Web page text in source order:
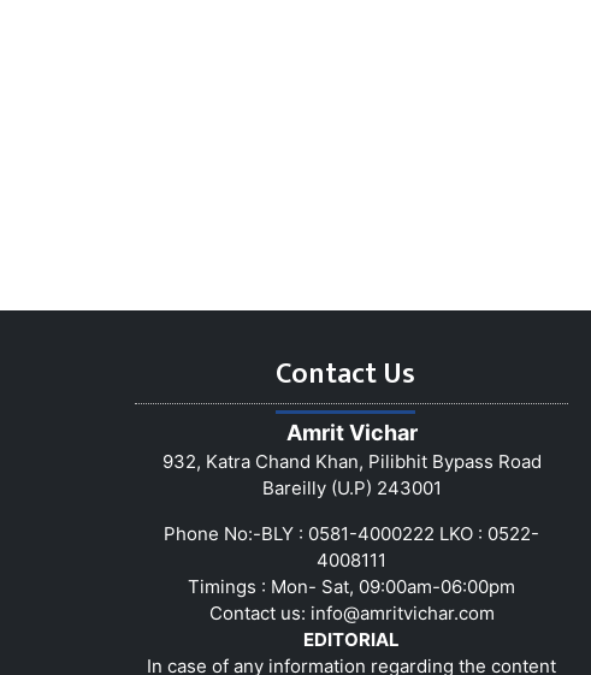
Contact Us
Amrit Vichar
932, Katra Chand Khan, Pilibhit Bypass Road
Bareilly (U.P) 243001
Phone No:-BLY : 0581-4000222 LKO : 0522-
4008111
Timings : Mon- Sat, 09:00am-06:00pm
Contact us: info@amritvichar.com
EDITORIAL
In case of any information regarding the content